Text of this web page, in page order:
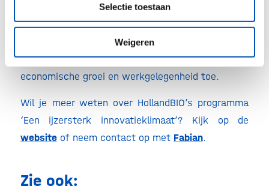
Selectie toestaan
Weigeren
valorisatie van academische kennis een impuls,
wordt de Nederlandse life sciences sector
competitiever op de internationale kapitaalmarkt
en neemt de bijdrage van life sciences aan
economische groei en werkgelegenheid toe.
Wil je meer weten over HollandBIO’s programma
‘Een ijzersterk innovatieklimaat’? Kijk op de
websiteof neem contact op met Fabian.
Zie ook: